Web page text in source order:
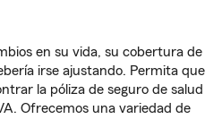
en su vida, su cobertura de
irse ajustando. Permita que
la póliza de seguro de salud
Ofrecemos una variedad de